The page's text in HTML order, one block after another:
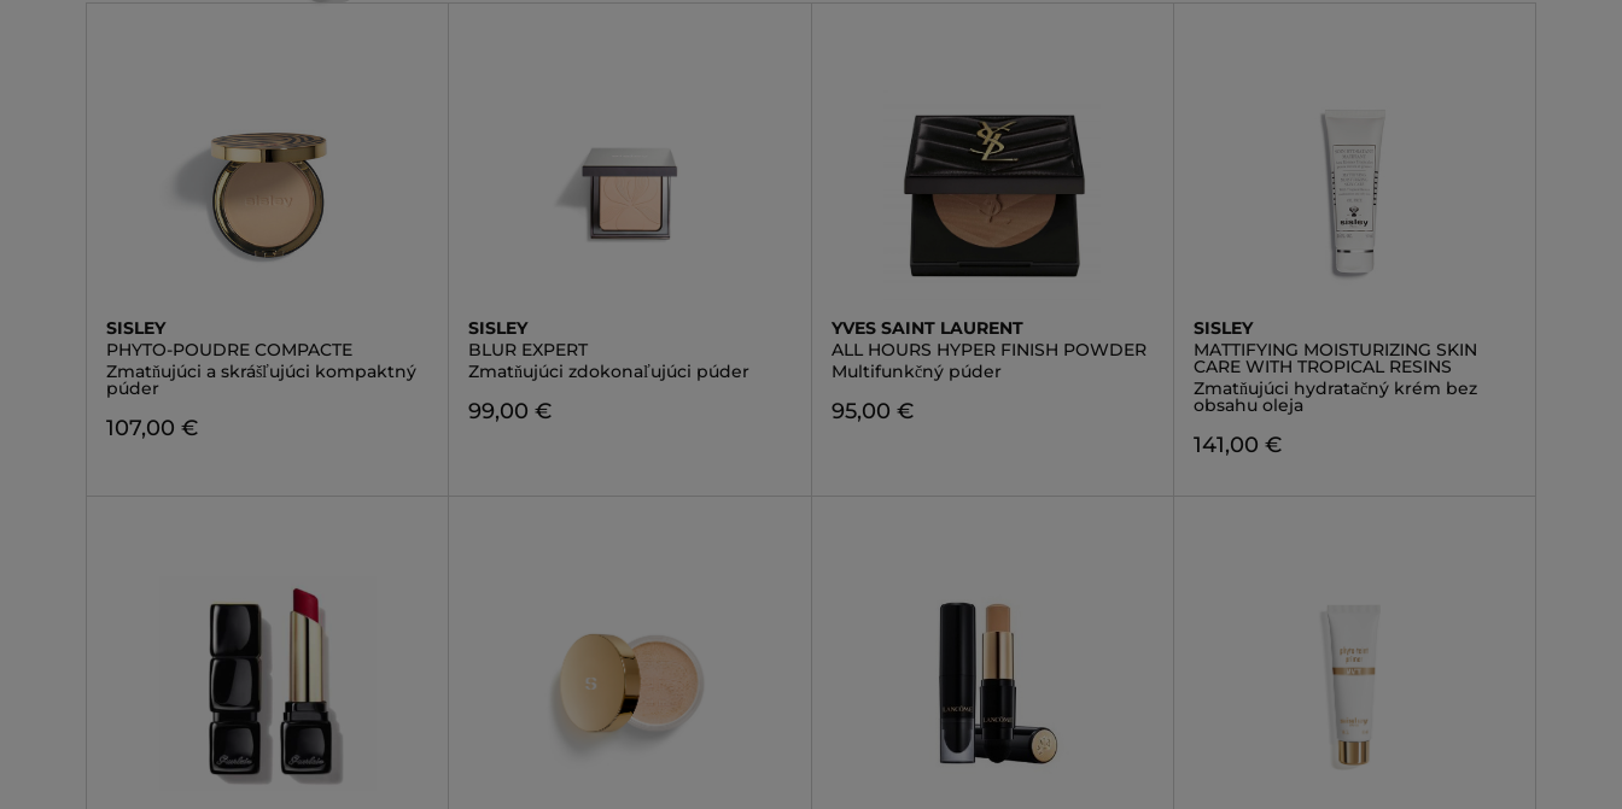
SISLEY
PHYTO-POUDRE COMPACTE
Zmatňujúci a skrášľujúci kompaktný
púder
107,00 €
SISLEY
BLUR EXPERT
Zmatňujúci zdokonaľujúci púder
99,00 €
YVES SAINT LAURENT
ALL HOURS HYPER FINISH POWDER
Multifunkčný púder
95,00 €
SISLEY
MATTIFYING MOISTURIZING SKIN
CARE WITH TROPICAL RESINS
Zmatňujúci hydratačný krém bez
obsahu oleja
141,00 €